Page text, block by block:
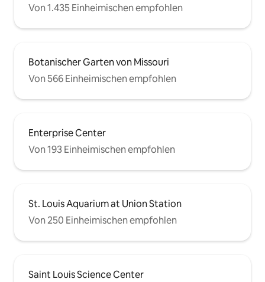
Von 1.435 Einheimischen empfohlen
Botanischer Garten von Missouri
Von 566 Einheimischen empfohlen
Enterprise Center
Von 193 Einheimischen empfohlen
St. Louis Aquarium at Union Station
Von 250 Einheimischen empfohlen
Saint Louis Science Center